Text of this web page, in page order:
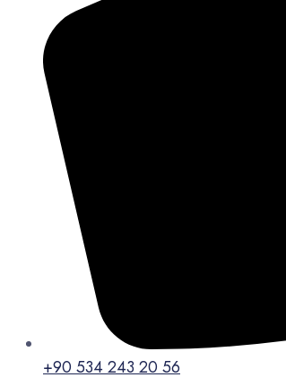
+90 534 243 20 56